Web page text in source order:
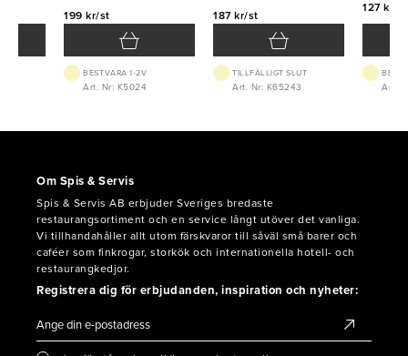
199 kr/st
BEST.VARA 1-2V
Art. Nr: K5024
187 kr/st
TILLFÄLLIGT SLUT
Art. Nr: K65243
127 kr/st
Art.
Om Spis & Servis
Spis & Servis AB erbjuder Sveriges bredaste
restaurangsortiment och en service långt utöver det vanliga.
Vi tillhandahåller allt utom färskvaror till såväl små barer och
caféer som finkrogar, storkök och internationella hotell- och
restaurangkedjor.
Registrera dig för erbjudanden, inspiration och nyheter: